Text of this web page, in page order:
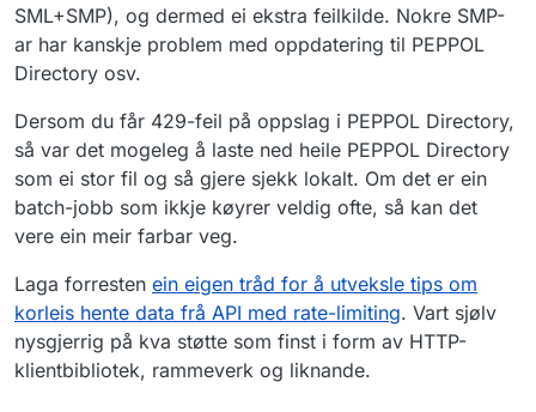
SML+SMP), og dermed ei ekstra feilkilde. Nokre SMP-
ar har kanskje problem med oppdatering til PEPPOL
Directory osv.
Dersom du får 429-feil på oppslag i PEPPOL Directory,
så var det mogeleg å laste ned heile PEPPOL Directory
som ei stor fil og så gjere sjekk lokalt. Om det er ein
batch-jobb som ikkje køyrer veldig ofte, så kan det
vere ein meir farbar veg.
Laga forresten ein eigen tråd for å utveksle tips om
korleis hente data frå API med rate-limiting. Vart sjølv
nysgjerrig på kva støtte som finst i form av HTTP-
klientbibliotek, rammeverk og liknande.